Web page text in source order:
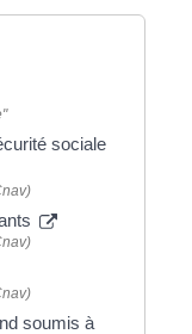
sociale
soumis à